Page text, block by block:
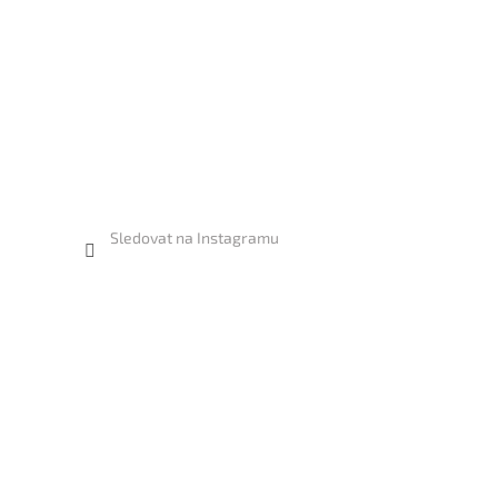
Sledovat na Instagramu